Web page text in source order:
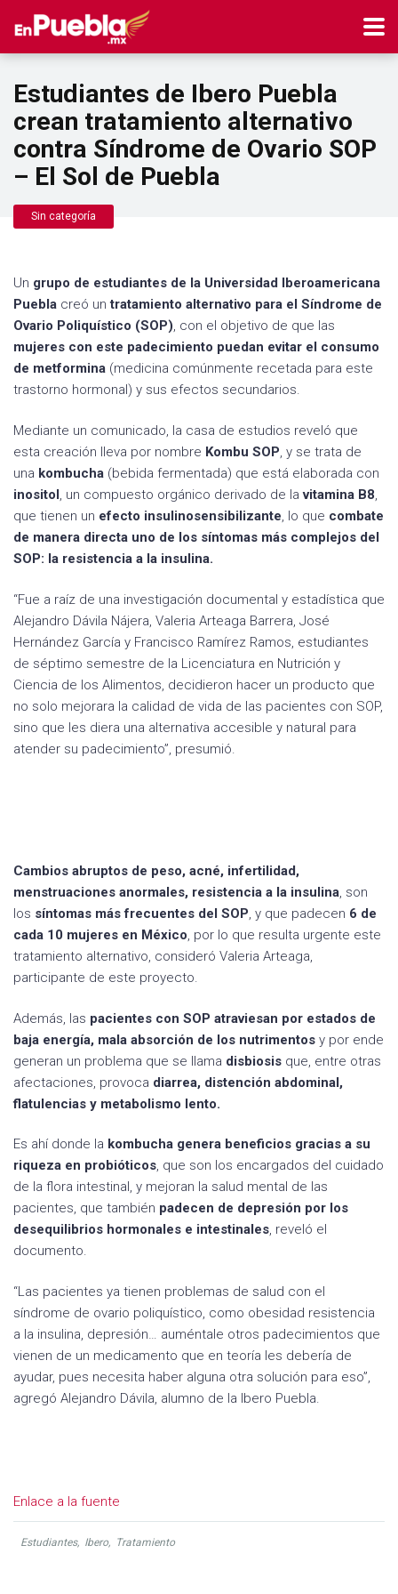
Estudiantes de Ibero Puebla
crean tratamiento alternativo
contra Síndrome de Ovario SOP
– El Sol de Puebla
Sin categoría
Un grupo de estudiantes de la Universidad Iberoamericana
Puebla creó untratamiento alternativo para el Síndrome de
Ovario Poliquístico (SOP), con el objetivo de que las
mujeres con este padecimiento puedan evitar el consumo
de metformina (medicina comúnmente recetada para este
trastorno hormonal) y sus efectos secundarios.
Mediante un comunicado, la casa de estudios reveló que
esta creación lleva por nombre Kombu SOP, y se trata de
una kombucha (bebida fermentada) que está elaborada con
inositol, un compuesto orgánico derivado de lavitamina B8,
que tienen un efecto insulinosensibilizante, lo que combate
de manera directa uno de los síntomas más complejos del
SOP: la resistencia a la insulina.
“Fue a raíz de una investigación documental y estadística que
Alejandro Dávila Nájera, Valeria Arteaga Barrera, José
Hernández García y Francisco Ramírez Ramos, estudiantes
de séptimo semestre de la Licenciatura en Nutrición y
Ciencia de los Alimentos, decidieron hacer un producto que
no solo mejorara la calidad de vida de las pacientes con SOP,
sino que les diera una alternativa accesible y natural para
atender su padecimiento”, presumió.
Cambios abruptos de peso, acné, infertilidad,
menstruaciones anormales, resistencia a la insulina, son
los síntomas más frecuentes del SOP, y que padecen 6 de
cada 10 mujeres en México, por lo que resulta urgente este
tratamiento alternativo, consideró Valeria Arteaga,
participante de este proyecto.
Además, las pacientes con SOP atraviesan por estados de
baja energía, mala absorción de los nutrimentos y por ende
generan un problema que se llama disbiosis que, entre otras
afectaciones, provoca diarrea, distención abdominal,
flatulencias y metabolismo lento.
Es ahí donde la kombucha genera beneficios gracias a su
riqueza en probióticos, que son los encargados del cuidado
de la flora intestinal, y mejoran la salud mental de las
pacientes, que también padecen de depresión por los
desequilibrios hormonales e intestinales, reveló el
documento.
“Las pacientes ya tienen problemas de salud con el
síndrome de ovario poliquístico, como obesidad resistencia
a la insulina, depresión… auméntale otros padecimientos que
vienen de un medicamento que en teoría les debería de
ayudar, pues necesita haber alguna otra solución para eso”,
agregó Alejandro Dávila, alumno de la Ibero Puebla.
Enlace a la fuente
Estudiantes, Ibero, Tratamiento